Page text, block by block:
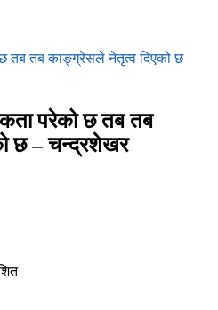
तब काङ्ग्रेसले नेतृत्व दिएको छ –
परेको छ तब तब
छ – चन्द्रशेखर